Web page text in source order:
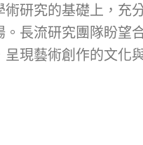
研究的基礎上，充
長流研究團隊盼望
現藝術創作的文化